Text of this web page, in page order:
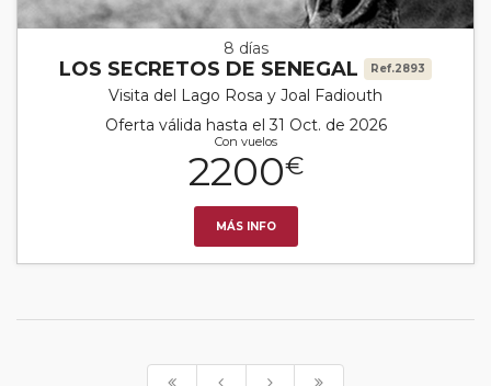
8 días
LOS SECRETOS DE SENEGAL Ref.2893
Visita del Lago Rosa y Joal Fadiouth
Oferta válida hasta el 31 Oct. de 2026
Con vuelos
2200€
MÁS INFO